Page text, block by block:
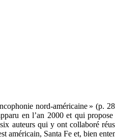
nord-américaine » (p.
en l’an 2000 et qui
auteurs qui y ont collaboré
Santa Fe et, bien